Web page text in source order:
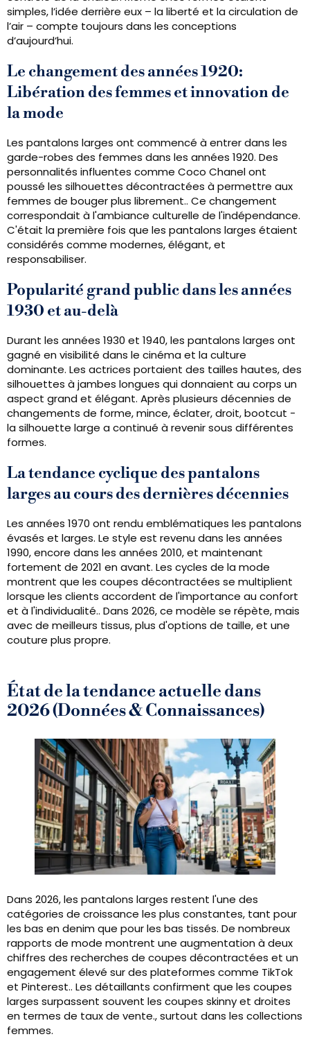
simples, l’idée derrière eux – la liberté et la circulation de
l’air – compte toujours dans les conceptions
d’aujourd’hui.
Le changement des années 1920:
Libération des femmes et innovation de
la mode
Les pantalons larges ont commencé à entrer dans les
garde-robes des femmes dans les années 1920. Des
personnalités influentes comme Coco Chanel ont
poussé les silhouettes décontractées à permettre aux
femmes de bouger plus librement.. Ce changement
correspondait à l'ambiance culturelle de l'indépendance.
C'était la première fois que les pantalons larges étaient
considérés comme modernes, élégant, et
responsabiliser.
Popularité grand public dans les années
1930 et au-delà
Durant les années 1930 et 1940, les pantalons larges ont
gagné en visibilité dans le cinéma et la culture
dominante. Les actrices portaient des tailles hautes, des
silhouettes à jambes longues qui donnaient au corps un
aspect grand et élégant. Après plusieurs décennies de
changements de forme, mince, éclater, droit, bootcut -
la silhouette large a continué à revenir sous différentes
formes.
La tendance cyclique des pantalons
larges au cours des dernières décennies
Les années 1970 ont rendu emblématiques les pantalons
évasés et larges. Le style est revenu dans les années
1990, encore dans les années 2010, et maintenant
fortement de 2021 en avant. Les cycles de la mode
montrent que les coupes décontractées se multiplient
lorsque les clients accordent de l'importance au confort
et à l'individualité.. Dans 2026, ce modèle se répète, mais
avec de meilleurs tissus, plus d'options de taille, et une
couture plus propre.
État de la tendance actuelle dans
2026 (Données & Connaissances)
Dans 2026, les pantalons larges restent l'une des
catégories de croissance les plus constantes, tant pour
les bas en denim que pour les bas tissés. De nombreux
rapports de mode montrent une augmentation à deux
chiffres des recherches de coupes décontractées et un
engagement élevé sur des plateformes comme TikTok
et Pinterest.. Les détaillants confirment que les coupes
larges surpassent souvent les coupes skinny et droites
en termes de taux de vente., surtout dans les collections
femmes.